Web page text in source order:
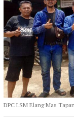
DPC LSM Elang Mas